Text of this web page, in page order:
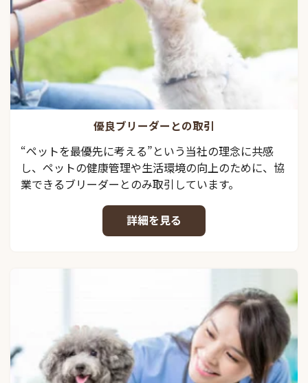
優良ブリーダーとの取引
“ペットを最優先に考える”という当社の理念に共感
し、ペットの健康管理や生活環境の向上のために、協
業できるブリーダーとのみ取引しています。
詳細を見る